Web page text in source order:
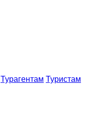
Турагентам Туристам